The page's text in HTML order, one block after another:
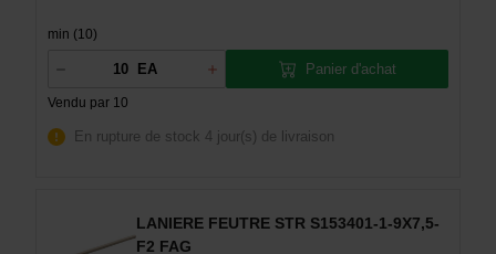
min (10)
EA
Vendu par 10
Panier d'achat
En rupture de stock 4 jour(s) de livraison
LANIERE FEUTRE STR S153401-1-9X7,5-
F2 FAG